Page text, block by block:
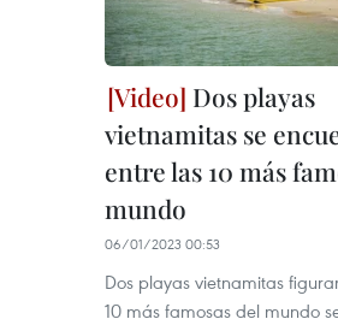
Dos playas
vietnamitas se
entre las 10 más
mundo
06/01/2023 00:53
Dos playas vietnamitas
10 más famosas del mundo